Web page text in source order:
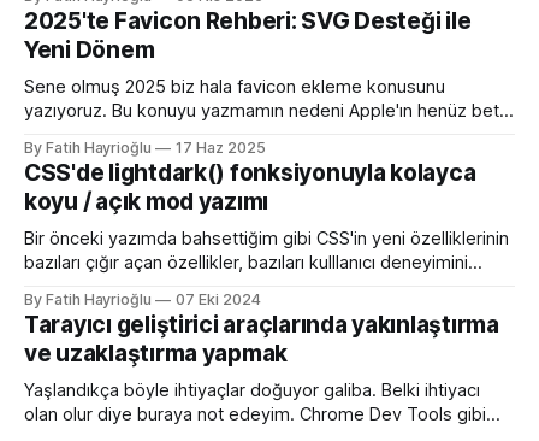
olduğunda mock server kurmak veya çeşitli kütüphanelerle
bu işi yapıyordum. Mock işini tarayıcı üzerinden yapmaya
başlayalı çok rahatladım. Süper kolaylık sağlayan bir özellik.
Genel kullanım alanları * BE
2025'te Favicon Rehberi: SVG Desteği ile
Yeni Dönem
Sene olmuş 2025 biz hala favicon ekleme konusunu
yazıyoruz. Bu konuyu yazmamın nedeni Apple'ın henüz beta
oluşu. Bu vesileyle bilgileri tazelemekte fayda var. favicon,
web sitelerinin tarayıcının sayfa, sekme ve yerimi kısmında
gösterilen küçük simgelerdir. Aslında favori ikon dosyaları
By Fatih Hayrioğlu 17 Haz 2025
CSS'de lightdark() fonksiyonuyla kolayca
koyu / açık mod yazımı
Bir önceki yazımda bahsettiğim gibi CSS'in yeni özelliklerinin
bazıları çığır açan özellikler, bazıları kulllanıcı deneyimini
fonksiyonu gibi yazım kolaylığı sağlayan özellikler. lightdark()
fonksiyonu mevcut uyumlu web yazımındaki büyük sorun
olan aşağıdaki kullanımı daha anlaşılır ve düzenli hale
getirmeye yarıyor. :root { color-scheme:
By Fatih Hayrioğlu 07 Eki 2024
Tarayıcı geliştirici araçlarında yakınlaştırma
ve uzaklaştırma yapmak
Yaşlandıkça böyle ihtiyaçlar doğuyor galiba. Belki ihtiyacı
olan olur diye buraya not edeyim. Chrome Dev Tools gibi